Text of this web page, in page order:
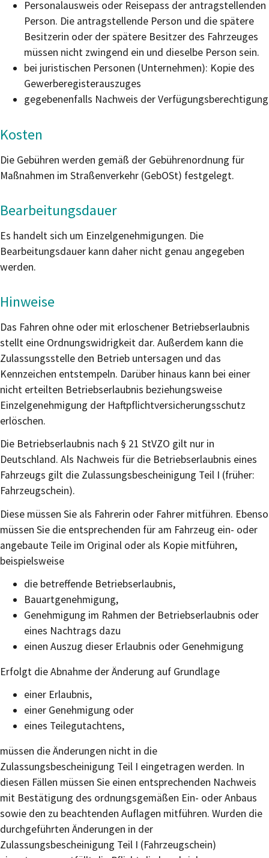
Personalausweis oder Reisepass der antragstellenden
Person. Die antragstellende Person und die spätere
Besitzerin oder der spätere Besitzer des Fahrzeuges
müssen nicht zwingend ein und dieselbe Person sein.
bei juristischen Personen (Unternehmen): Kopie des
Gewerberegisterauszuges
gegebenenfalls Nachweis der Verfügungsberechtigung
Kosten
Die Gebühren werden gemäß der Gebührenordnung für
Maßnahmen im Straßenverkehr (GebOSt) festgelegt.
Bearbeitungsdauer
Es handelt sich um Einzelgenehmigungen. Die
Bearbeitungsdauer kann daher nicht genau angegeben
werden.
Hinweise
Das Fahren ohne oder mit erloschener Betriebserlaubnis
stellt eine Ordnungswidrigkeit dar. Außerdem kann die
Zulassungsstelle den Betrieb untersagen und das
Kennzeichen entstempeln. Darüber hinaus kann bei einer
nicht erteilten Betriebserlaubnis beziehungsweise
Einzelgenehmigung der Haftpflichtversicherungsschutz
erlöschen.
Die Betriebserlaubnis nach § 21 StVZO gilt nur in
Deutschland. Als Nachweis für die Betriebserlaubnis eines
Fahrzeugs gilt die Zulassungsbescheinigung Teil I (früher:
Fahrzeugschein).
Diese müssen Sie als Fahrerin oder Fahrer mitführen. Ebenso
müssen Sie die entsprechenden für am Fahrzeug ein- oder
angebaute Teile im Original oder als Kopie mitführen,
beispielsweise
die betreffende Betriebserlaubnis,
Bauartgenehmigung,
Genehmigung im Rahmen der Betriebserlaubnis oder
eines Nachtrags dazu
einen Auszug dieser Erlaubnis oder Genehmigung
Erfolgt die Abnahme der Änderung auf Grundlage
einer Erlaubnis,
einer Genehmigung oder
eines Teilegutachtens,
müssen die Änderungen nicht in die
Zulassungsbescheinigung Teil I eingetragen werden. In
diesen Fällen müssen Sie einen entsprechenden Nachweis
mit Bestätigung des ordnungsgemäßen Ein- oder Anbaus
sowie den zu beachtenden Auflagen mitführen. Wurden die
durchgeführten Änderungen in der
Zulassungsbescheinigung Teil I (Fahrzeugschein)